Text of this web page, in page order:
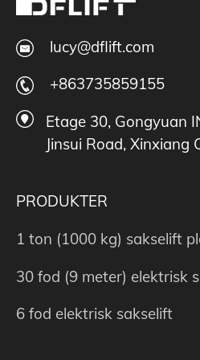
lucy@dflift.com
+863735859155
Etage 30, Gongyuan
Jinsui Road, Xinxiang
PRODUKTER
1 ton (1000 kg) sakselift
30 fod (9 meter) elektrisk
6 fod elektrisk sakselift